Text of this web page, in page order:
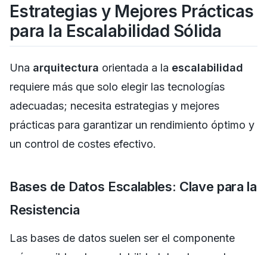
Estrategias y Mejores Prácticas
para la Escalabilidad Sólida
Una arquitectura orientada a la escalabilidad
requiere más que solo elegir las tecnologías
adecuadas; necesita estrategias y mejores
prácticas para garantizar un rendimiento óptimo y
un control de costes efectivo.
Bases de Datos Escalables: Clave para la
Resistencia
Las bases de datos suelen ser el componente